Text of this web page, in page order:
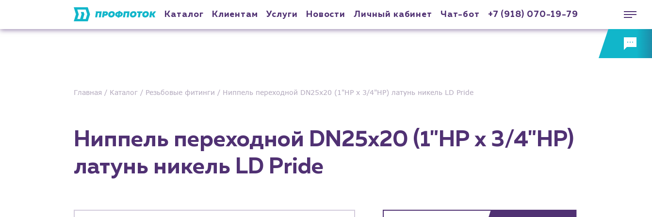
Каталог Клиентам Услуги Новости Личный кабинет Чат-бот +7 (918) 070-19-79
Главная Каталог Резьбовые фитинги Ниппель переходной DN25х20 (1"НР х 3/4"НР) латунь никель LD Pride
Ниппель переходной DN25х20 (1"НР х 3/4"НР)
латунь никель LD Pride